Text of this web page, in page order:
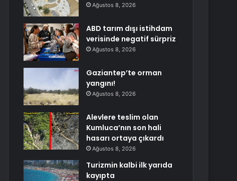
Ağustos 8, 2026
ABD tarım dışı istihdam
verisinde negatif sürpriz
Ağustos 8, 2026
Gaziantep’te orman
yangını!
Ağustos 8, 2026
Alevlere teslim olan
Kumluca’nın son hali
hasarı ortaya çıkardı
Ağustos 8, 2026
Turizmin kalbi ilk yarıda
kayıpta